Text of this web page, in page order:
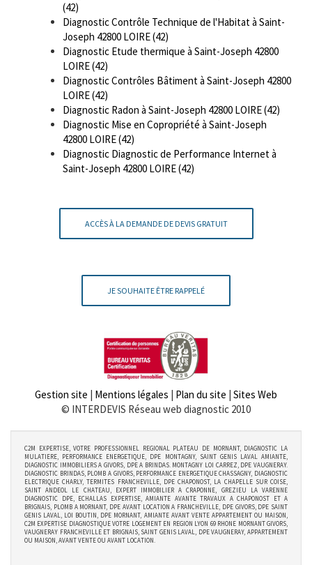
(42)
Diagnostic Contrôle Technique de l'Habitat à Saint-
Joseph 42800 LOIRE (42)
Diagnostic Etude thermique à Saint-Joseph 42800
LOIRE (42)
Diagnostic Contrôles Bâtiment à Saint-Joseph 42800
LOIRE (42)
Diagnostic Radon à Saint-Joseph 42800 LOIRE (42)
Diagnostic Mise en Copropriété à Saint-Joseph
42800 LOIRE (42)
Diagnostic Diagnostic de Performance Internet à
Saint-Joseph 42800 LOIRE (42)
ACCÈS À LA DEMANDE DE DEVIS GRATUIT
JE SOUHAITE ÊTRE RAPPELÉ
Gestion site Mentions légales Plan du site Sites Web
© INTERDEVIS Réseau web diagnostic 2010
C2M EXPERTISE, VOTRE PROFESSIONNEL REGIONAL PLATEAU DE MORNANT, DIAGNOSTIC LA
MULATIERE, PERFORMANCE ENERGETIQUE, DPE MONTAGNY, SAINT GENIS LAVAL AMIANTE,
DIAGNOSTIC IMMOBILIERS A GIVORS, DPE A BRINDAS. MONTAGNY LOI CARREZ, DPE VAUGNERAY.
DIAGNOSTIC BRINDAS, PLOMB A GIVORS, PERFORMANCE ENERGETIQUE CHASSAGNY, DIAGNOSTIC
ELECTRIQUE CHARLY, TERMITES FRANCHEVILLE, DPE CHAPONOST, LA CHAPELLE SUR COISE,
SAINT ANDEOL LE CHATEAU, EXPERT IMMOBILIER A CRAPONNE, GREZIEU LA VARENNE
DIAGNOSTIC DPE, ECHALLAS EXPERTISE, AMIANTE AVANTE TRAVAUX A CHAPONOST ET A
BRIGNAIS, PLOMB A MORNANT, DPE AVANT LOCATION A FRANCHEVILLE, DPE GIVORS, DPE SAINT
GENIS LAVAL, LOI BOUTIN, DPE MORNANT, AMIANTE AVANT VENTE APPARTEMENT OU MAISON,
C2M EXPERTISE DIAGNOSTIQUE VOTRE LOGEMENT EN REGION LYON 69 RHONE MORNANT GIVORS,
VAUGNERAY FRANCHEVILLE ET BRIGNAIS, SAINT GENIS LAVAL, DPE VAUGNERAY, APPARTEMENT
OU MAISON, AVANT VENTE OU AVANT LOCATION.